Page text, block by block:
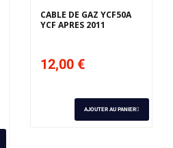
CABLE DE GAZ YCF50A
YCF APRES 2011
12,00 €
AJOUTER AU PANIER